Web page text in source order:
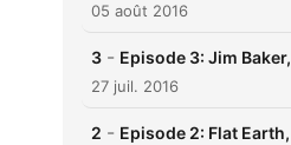
05 août 2016
3 - Episode 3: Jim
27 juil. 2016
2 - Episode 2: Flat